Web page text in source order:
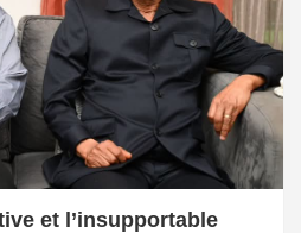
et l’insupportable